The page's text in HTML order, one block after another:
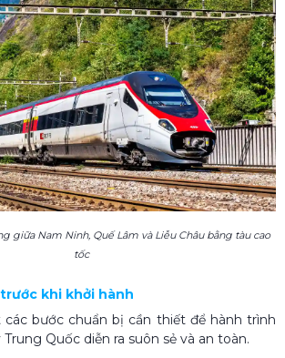
giữa Nam Ninh, Quế Lâm và Liễu Châu bằng tàu cao
tốc
khi khởi hành
bước chuẩn bị cần thiết để hành trình
Quốc​ diễn ra suôn sẻ và an toàn.